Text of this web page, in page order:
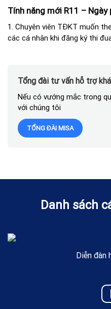
Tính năng mới R11 –
1. Chuyên viên TĐKT muốn
các cá nhân khi đăng ký thi
Tổng đài tư vấn hỗ trợ
Nếu có vướng mắc trong
với chúng tôi
TỔNG ĐÀI MISA
Danh sách
Diễn đàn